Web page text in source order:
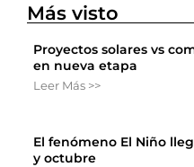
Más visto
Proyectos solares vs
en nueva etapa
Leer Más >>
El fenómeno El Niño
y octubre